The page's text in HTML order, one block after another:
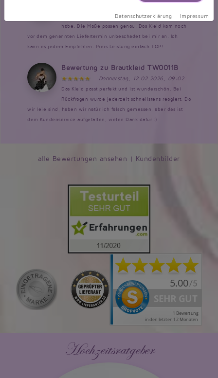
Das Kleid ist genau so wie ich es mir vorgestellt
habe. Die Maße passen genau. Das Kleid kam noch
vor dem genannten Liefertermin unbeschadet bei mir an. Ich
kann es jedem Empfehlen. Preis Leistung einfach TOP!
Bewertung zu Brautkleid TW0011B
Donnerstag, 12.02.2026, 09:02
Das Kleid passt perfekt und ist wunderschön. Bei
Rückfragen wurde jederzeit schnellstens reagiert. Da
wir leie sind, haben wir natürlich falsch gemessen, aber das ist
dem Kundenservice aufgefallen, vielen Dank dafür :)
alle Bewertungen ansehen | Kundenbilder
Hochzeitsratgeber
Datenschutzerklärung Impressum